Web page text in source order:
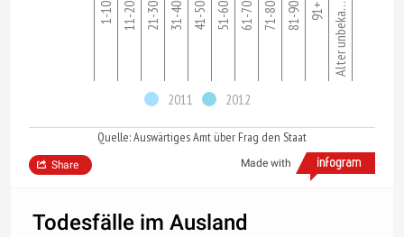
1-10 11-20 21-30 31-40 41-50 51-60 61-70 71-80 81-90 91+ Alter unbeka…
2011 2012
Quelle: Auswärtiges Amt über Frag den Staat
Made with
Share
Todesfälle im Ausland